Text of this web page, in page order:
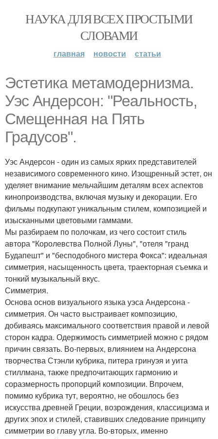
НАУКА ДЛЯ ВСЕХ ПРОСТЫМИ
СЛОВАМИ
главная новости статьи
Эстетика метамодернизма.
Уэс Андерсон: "Реальность,
Смещенная на Пять
Градусов".
Уэс Андерсон - один из самых ярких представителей
независимого современного кино. Изощренный эстет, он
уделяет внимание мельчайшим деталям всех аспектов
кинопроизводства, включая музыку и декорации. Его
фильмы подкупают уникальным стилем, композицией и
изысканными цветовыми гаммами.
Мы разбираем по полочкам, из чего состоит стиль
автора "Королевства Полной Луны", "отеля "гранд
Будапешт" и "бесподобного мистера Фокса": идеальная
симметрия, насыщенность цвета, траекторная съемка и
тонкий музыкальный вкус.
Симметрия.
Основа основ визуального языка уэса Андерсона -
симметрия. Он часто выстраивает композицию,
добиваясь максимального соответствия правой и левой
сторон кадра. Одержимость симметрией можно с рядом
причин связать. Во-первых, влиянием на Андерсона
творчества Стэнли кубрика, питера гринуэя и уита
стиллмана, также предпочитающих гармонию и
соразмерность пропорций композиции. Впрочем,
помимо кубрика тут, вероятно, не обошлось без
искусства древней Греции, возрождения, классицизма и
других эпох и стилей, ставивших следование принципу
симметрии во главу угла. Во-вторых, именно